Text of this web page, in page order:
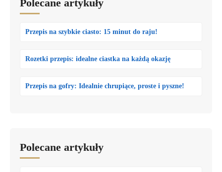
Polecane artykuły
Przepis na szybkie ciasto: 15 minut do raju!
Rozetki przepis: idealne ciastka na każdą okazję
Przepis na gofry: Idealnie chrupiące, proste i pyszne!
Polecane artykuły